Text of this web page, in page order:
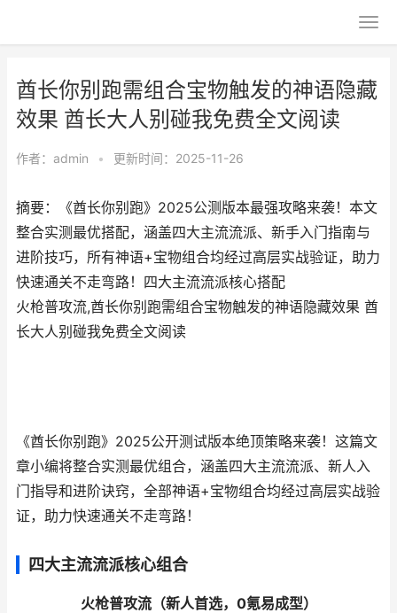
酋长你别跑需组合宝物触发的神语隐藏
效果 酋长大人别碰我免费全文阅读
作者： admin • 更新时间：2025-11-26
摘要：《酋长你别跑》2025公测版本最强攻略来袭！本文
整合实测最优搭配，涵盖四大主流流派、新手入门指南与
进阶技巧，所有神语+宝物组合均经过高层实战验证，助力
快速通关不走弯路！四大主流流派核心搭配
火枪普攻流,酋长你别跑需组合宝物触发的神语隐藏效果 酋
长大人别碰我免费全文阅读
《酋长你别跑》2025公开测试版本绝顶策略来袭！这篇文
章小编将整合实测最优组合，涵盖四大主流流派、新人入
门指导和进阶诀窍，全部神语+宝物组合均经过高层实战验
证，助力快速通关不走弯路！
四大主流流派核心组合
火枪普攻流（新人首选，0氪易成型）